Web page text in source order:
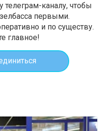
каналу, чтобы
первыми.
и по существу.
главное!